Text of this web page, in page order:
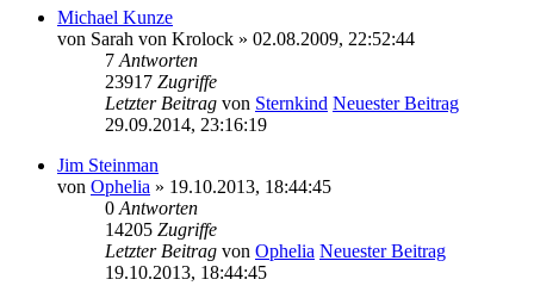
Michael Kunze
von Sarah von Krolock » 02.08.2009, 22:52:44
7 Antworten
23917 Zugriffe
Letzter Beitrag von Sternkind Neuester Beitrag
29.09.2014, 23:16:19
Jim Steinman
von Ophelia » 19.10.2013, 18:44:45
0 Antworten
14205 Zugriffe
Letzter Beitrag von Ophelia Neuester Beitrag
19.10.2013, 18:44:45